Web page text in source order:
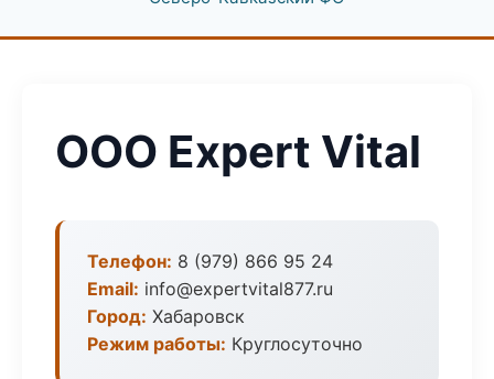
ООО Expert Vital
Телефон: 8 (979) 866 95 24
Email: info@expertvital877.ru
Город: Хабаровск
Режим работы: Круглосуточно